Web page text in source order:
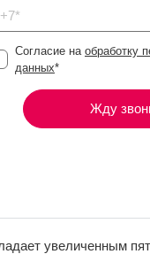
Согласие на обработку
данных*
Жду
увеличенным